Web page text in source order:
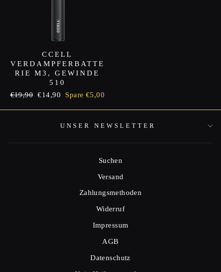
CCELL
VERDAMPFERBATTE
RIE M3, GEWINDE
510
Normaler
€19,90 Sonderpreis
€14,90 Spare €5,00
UNSER NEWSLETTER
Suchen
Versand
Zahlungsmethoden
Widerruf
Impressum
AGB
Datenschutz